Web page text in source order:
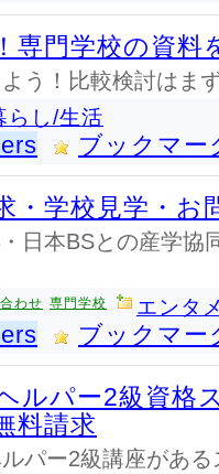
専門学校の資料
う！比較検討はま
らし/生活
ブックマー
学校見学・お
日本BSとの産学協
わせ 専門学校 エンタ
ブックマー
ルパー2級資格
料請求
パー2級講座があ